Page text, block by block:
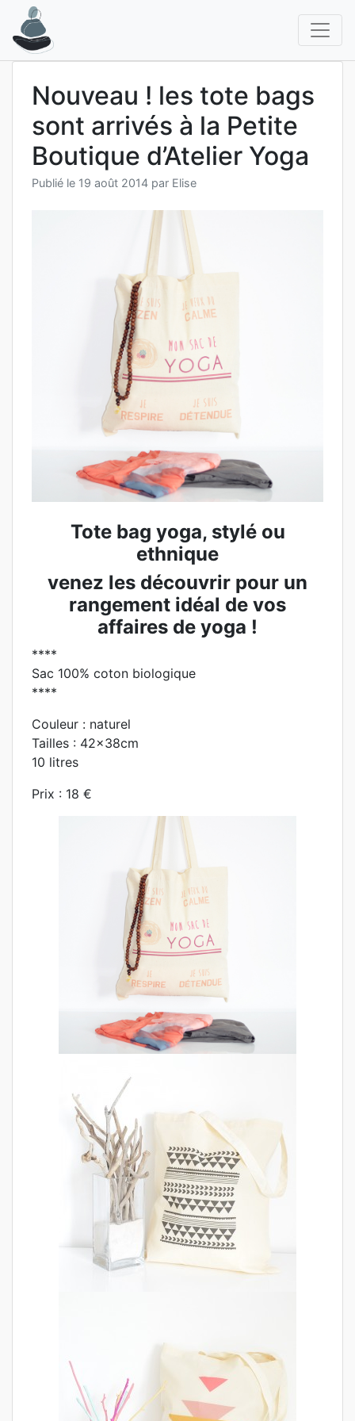
contenu
Nouveau ! les tote bags
sont arrivés à la Petite
Boutique d’Atelier Yoga
Publié le 19 août 2014 par Elise
Tote bag yoga, stylé ou
ethnique
venez les découvrir pour un
rangement idéal de vos
affaires de yoga !
****
Sac 100% coton biologique
****
Couleur : naturel
Tailles : 42x38cm
10 litres
Prix : 18 €